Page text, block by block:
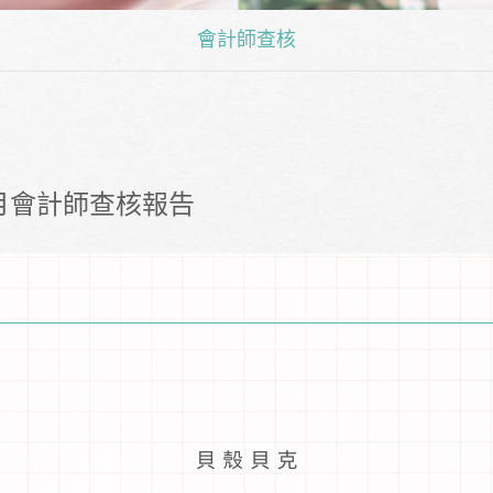
會計師查核
會計師查核報告